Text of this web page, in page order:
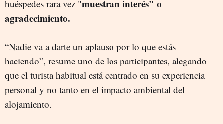
huéspedes rara vez "muestran interés" o
agradecimiento.
“Nadie va a darte un aplauso por lo que estás
haciendo”, resume uno de los participantes, alegando
que el turista habitual está centrado en su experiencia
personal y no tanto en el impacto ambiental del
alojamiento.